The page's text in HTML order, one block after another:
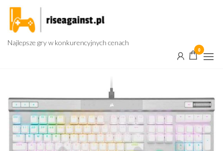
Przejdź
treści
Najlepsze gry w konkurencyjnych cenach
0